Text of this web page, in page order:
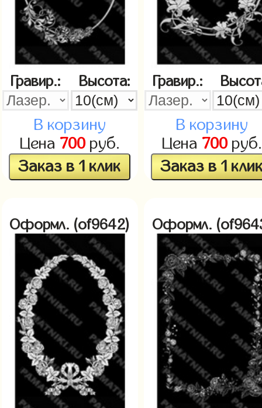
Гравир.: Высота:
В корзину
Цена 700руб.
Заказ в 1 клик
Гравир.:
В корзину
Цена 700руб.
Заказ в 1
Оформл. (of9642) Оформл.